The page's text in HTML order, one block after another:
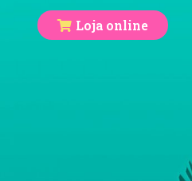
Loja online